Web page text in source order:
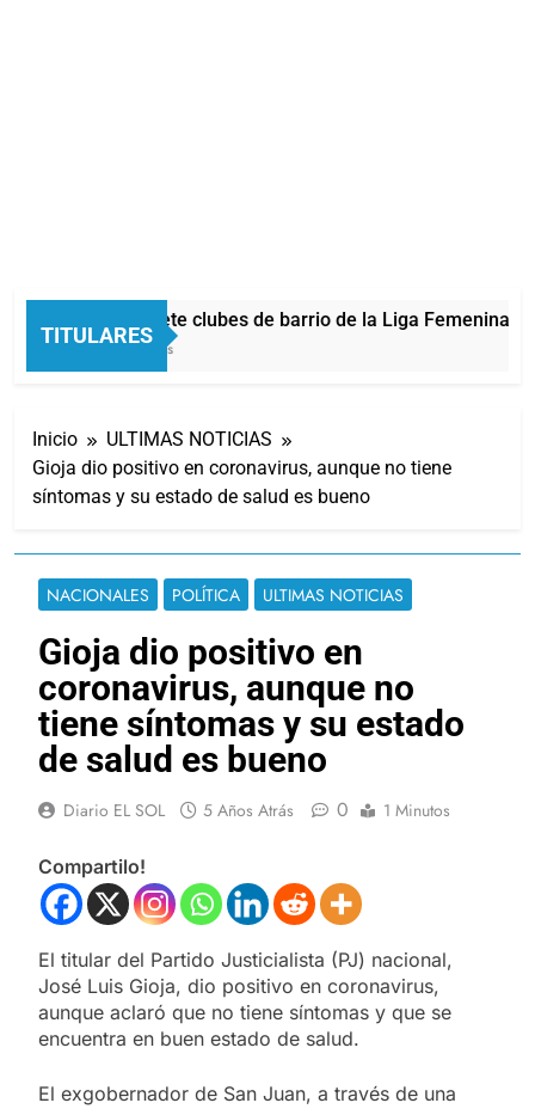
TITULARES
Quilmes: siete clubes de barrio de la Liga Femenina
38 Minutos Atrás
Inicio
ULTIMAS NOTICIAS
Gioja dio positivo en coronavirus, aunque no tiene
síntomas y su estado de salud es bueno
NACIONALES POLÍTICA ULTIMAS NOTICIAS
Gioja dio positivo en
coronavirus, aunque no
tiene síntomas y su estado
de salud es bueno
Diario EL SOL 5 Años Atrás 0 1 Minutos
Compartilo!
El titular del Partido Justicialista (PJ) nacional,
José Luis Gioja, dio positivo en coronavirus,
aunque aclaró que no tiene síntomas y que se
encuentra en buen estado de salud.
El exgobernador de San Juan, a través de una